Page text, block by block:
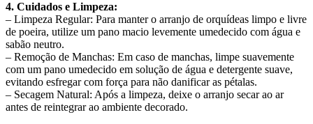
4. Cuidados e Limpeza:
– Limpeza Regular: Para manter o arranjo de orquídeas limpo e livre
de poeira, utilize um pano macio levemente umedecido com água e
sabão neutro.
– Remoção de Manchas: Em caso de manchas, limpe suavemente
com um pano umedecido em solução de água e detergente suave,
evitando esfregar com força para não danificar as pétalas.
– Secagem Natural: Após a limpeza, deixe o arranjo secar ao ar
antes de reintegrar ao ambiente decorado.